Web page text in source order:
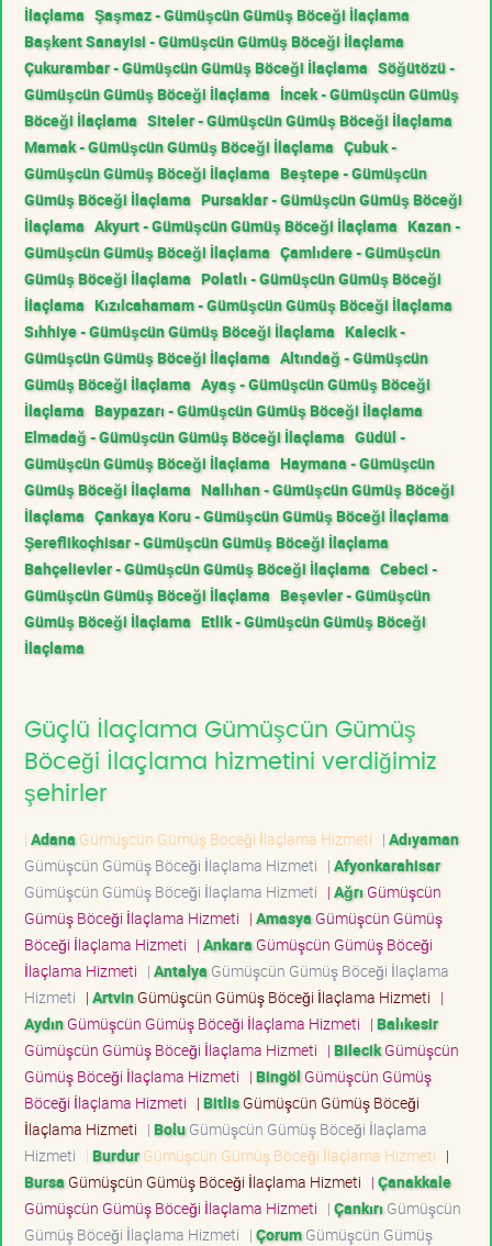
İlaçlama Şaşmaz - Gümüşcün Gümüş Böceği İlaçlama
Başkent Sanayisi - Gümüşcün Gümüş Böceği İlaçlama
Çukurambar - Gümüşcün Gümüş Böceği İlaçlama Söğütözü -
Gümüşcün Gümüş Böceği İlaçlama İncek - Gümüşcün Gümüş
Böceği İlaçlama Siteler - Gümüşcün Gümüş Böceği İlaçlama
Mamak - Gümüşcün Gümüş Böceği İlaçlama Çubuk -
Gümüşcün Gümüş Böceği İlaçlama Beştepe - Gümüşcün
Gümüş Böceği İlaçlama Pursaklar - Gümüşcün Gümüş Böceği
İlaçlama Akyurt - Gümüşcün Gümüş Böceği İlaçlama Kazan -
Gümüşcün Gümüş Böceği İlaçlama Çamlıdere - Gümüşcün
Gümüş Böceği İlaçlama Polatlı - Gümüşcün Gümüş Böceği
İlaçlama Kızılcahamam - Gümüşcün Gümüş Böceği İlaçlama
Sıhhiye - Gümüşcün Gümüş Böceği İlaçlama Kalecik -
Gümüşcün Gümüş Böceği İlaçlama Altındağ - Gümüşcün
Gümüş Böceği İlaçlama Ayaş - Gümüşcün Gümüş Böceği
İlaçlama Baypazarı - Gümüşcün Gümüş Böceği İlaçlama
Elmadağ - Gümüşcün Gümüş Böceği İlaçlama Güdül -
Gümüşcün Gümüş Böceği İlaçlama Haymana - Gümüşcün
Gümüş Böceği İlaçlama Nallıhan - Gümüşcün Gümüş Böceği
İlaçlama Çankaya Koru - Gümüşcün Gümüş Böceği İlaçlama
Şereflikoçhisar - Gümüşcün Gümüş Böceği İlaçlama
Bahçelievler - Gümüşcün Gümüş Böceği İlaçlama Cebeci -
Gümüşcün Gümüş Böceği İlaçlama Beşevler - Gümüşcün
Gümüş Böceği İlaçlama Etlik - Gümüşcün Gümüş Böceği
İlaçlama
Güçlü İlaçlama Gümüşcün Gümüş
Böceği İlaçlama hizmetini verdiğimiz
şehirler
| Adana Gümüşcün Gümüş Böceği İlaçlama Hizmeti | Adıyaman
Gümüşcün Gümüş Böceği İlaçlama Hizmeti | Afyonkarahisar
Gümüşcün Gümüş Böceği İlaçlama Hizmeti | Ağrı Gümüşcün
Gümüş Böceği İlaçlama Hizmeti | Amasya Gümüşcün Gümüş
Böceği İlaçlama Hizmeti | Ankara Gümüşcün Gümüş Böceği
İlaçlama Hizmeti | Antalya Gümüşcün Gümüş Böceği İlaçlama
Hizmeti | ArtvinGümüşcün Gümüş Böceği İlaçlama Hizmeti |
AydınGümüşcün Gümüş Böceği İlaçlama Hizmeti | Balıkesir
Gümüşcün Gümüş Böceği İlaçlama Hizmeti | BilecikGümüşcün
Gümüş Böceği İlaçlama Hizmeti | Bingöl Gümüşcün Gümüş
Böceği İlaçlama Hizmeti | BitlisGümüşcün Gümüş Böceği
İlaçlama Hizmeti | BoluGümüşcün Gümüş Böceği İlaçlama
Hizmeti | BurdurGümüşcün Gümüş Böceği İlaçlama Hizmeti |
Bursa Gümüşcün Gümüş Böceği İlaçlama Hizmeti | Çanakkale
Gümüşcün Gümüş Böceği İlaçlama Hizmeti | Çankırı Gümüşcün
Gümüş Böceği İlaçlama Hizmeti | ÇorumGümüşcün Gümüş